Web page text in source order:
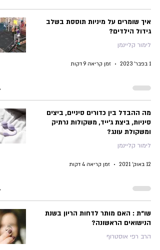
איך שומרים על מיניות תוססת בשלב
גידול הילדים?
לימור קליינמן
1 בפבר׳ 2023 זמן קריאה 9 דקות
מה ההבדל בין כדורים סיניים, ביצים
סיניות, ביצת ג'ייד, משקולות נרתיק
ומשקולת עונג?
לימור קליינמן
12 באוק׳ 2021 זמן קריאה 4 דקות
שו"ת : האם מותר לדחות הריון בשנת
הנישואים הראשונה?
הרב רפי אוסטרוף